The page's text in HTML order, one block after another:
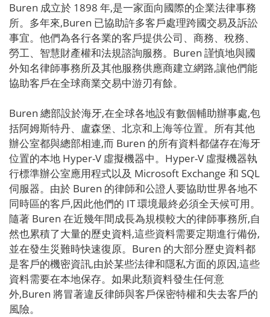
Buren 成立於 1898 年,是一家面向國際的企業法律事務
所。多年來,Buren 已協助許多客戶處理跨國交易及訴訟
事宜。他們為各行各業的客戶提供公司、商務、稅務、
勞工、智慧財產權和法規諮詢服務。Buren 謹慎地與國
外知名律師事務所及其他服務供應商建立網路,讓他們能
協助客戶在全球商業交易中游刃有餘。
Buren 總部設於海牙,在全球各地設有數個輔助辦事處,包
括阿姆斯特丹、盧森堡、北京和上海等位置。所有其他
辦公室都與總部相連,而 Buren 的所有資料都儲存在海牙
位置的本地 Hyper-V 虛擬機器中。Hyper-V 虛擬機器執
行標準辦公室應用程式以及 Microsoft Exchange 和 SQL
伺服器。由於 Buren 的律師和公證人要協助世界各地不
同時區的客戶,因此他們的 IT 環境最終必須全天候可用。
隨著 Buren 在近幾年間成長為規模較大的律師事務所,自
然也累積了大量的歷史資料,這些資料需要定期進行備份,
並在發生災難時快速復原。Buren 的大部分歷史資料都
是客戶的機密資訊,由於某些法律和隱私方面的原因,這些
資料需要在本地保存。如果此類資料發生任何意
外,Buren 將冒著違反律師與客戶保密特權和失去客戶的
風險。